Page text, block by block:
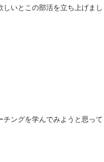
いとこの部活を立ち上げまし
ングを学んでみようと思って